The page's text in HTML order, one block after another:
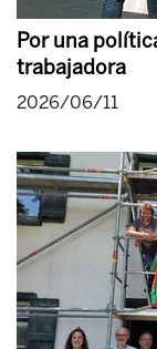
Por una
trabajadora
2026/06/11